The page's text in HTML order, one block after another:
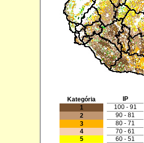
Kategória
IP
1
100 - 91
2
90 - 81
3
80 - 71
4
70 - 61
5
60 - 51